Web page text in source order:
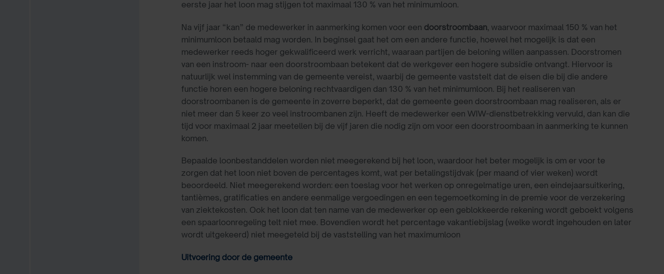
eerste jaar het loon mag stijgen tot maximaal 130 % van het minimumloon.
Na vijf jaar “kan” de medewerker in aanmerking komen voor een doorstroombaan, waarvoor maximaal 150 % van het
minimumloon betaald mag worden. In beginsel gaat het om een andere functie, hoewel het mogelijk is dat een
medewerker reeds hoger gekwalificeerd werk verricht, waaraan partijen de beloning willen aanpassen. Doorstromen
van een instroom- naar een doorstroombaan betekent dat de werkgever een hogere subsidie ontvangt. Hiervoor is
natuurlijk wel instemming van de gemeente vereist, waarbij de gemeente vaststelt dat de eisen die bij die andere
functie horen een hogere beloning rechtvaardigen dan 130 % van het minimumloon. Bij het realiseren van
doorstroombanen is de gemeente in zoverre beperkt, dat de gemeente geen doorstroombaan mag realiseren, als er
niet meer dan 5 keer zo veel instroombanen zijn. Heeft de medewerker een WIW-dienstbetrekking vervuld, dan kan die
tijd voor maximaal 2 jaar meetellen bij de vijf jaren die nodig zijn om voor een doorstroombaan in aanmerking te kunnen
komen.
Bepaalde loonbestanddelen worden niet meegerekend bij het loon, waardoor het beter mogelijk is om er voor te
zorgen dat het loon niet boven de percentages komt, wat per betalingstijdvak (per maand of vier weken) wordt
beoordeeld. Niet meegerekend worden: een toeslag voor het werken op onregelmatige uren, een eindejaarsuitkering,
tantièmes, gratificaties en andere eenmalige vergoedingen en een tegemoetkoming in de premie voor de verzekering
van ziektekosten. Ook het loon dat ten name van de medewerker op een geblokkeerde rekening wordt geboekt volgens
een spaarloonregeling telt niet mee. Bovendien wordt het percentage vakantiebijslag (welke wordt ingehouden en later
wordt uitgekeerd) niet meegeteld bij de vaststelling van het maximumloon
Uitvoering door de gemeente